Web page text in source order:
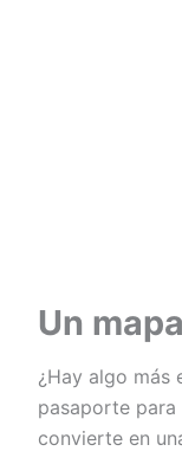
Un
¿Hay algo más
pasaporte para
convierte en